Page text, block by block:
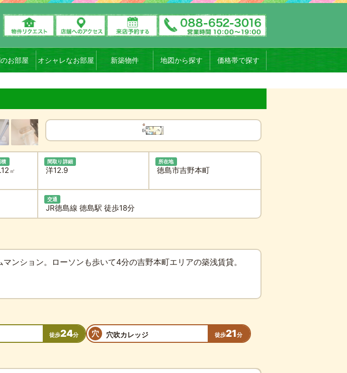
お部屋 オシャレなお部屋 新築物件 地図から探す 価格帯で探す
積
㎡
間取り詳細
洋12.9
所在地
徳島市吉野本町
交通
JR徳島線 徳島駅 徒歩18分
ンション。ローソンも歩いて4分の吉野本町エリアの築浅賃貸。
徒歩24分 穴 穴吹カレッジ 徒歩21分